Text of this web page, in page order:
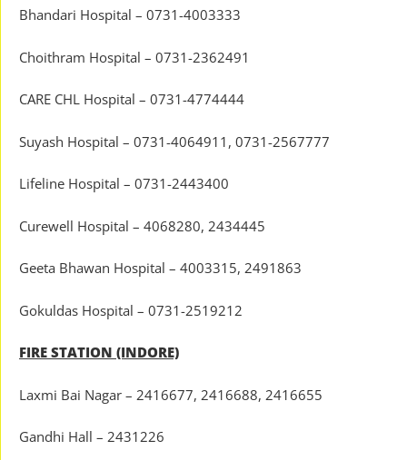
Bhandari Hospital – 0731-4003333
Choithram Hospital – 0731-2362491
CARE CHL Hospital – 0731-4774444
Suyash Hospital – 0731-4064911, 0731-2567777
Lifeline Hospital – 0731-2443400
Curewell Hospital – 4068280, 2434445
Geeta Bhawan Hospital – 4003315, 2491863
Gokuldas Hospital – 0731-2519212
FIRE STATION (INDORE)
Laxmi Bai Nagar – 2416677, 2416688, 2416655
Gandhi Hall – 2431226